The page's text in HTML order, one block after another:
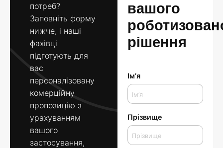
потреб?
Заповніть форму
нижче, і наші
фахівці
підготують для
вас
персоналізовану
комерційну
пропозицію з
урахуванням
вашого
застосування,
вашого
рішення
Ім’я
Прізвище